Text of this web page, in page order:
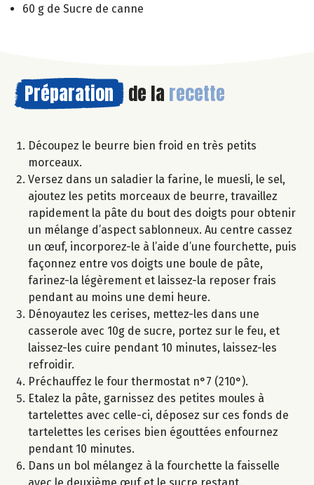
60 g de Sucre de canne
Préparation de la recette
Découpez le beurre bien froid en très petits
morceaux.
Versez dans un saladier la farine, le muesli, le sel,
ajoutez les petits morceaux de beurre, travaillez
rapidement la pâte du bout des doigts pour obtenir
un mélange d’aspect sablonneux. Au centre cassez
un œuf, incorporez-le à l’aide d’une fourchette, puis
façonnez entre vos doigts une boule de pâte,
farinez-la légèrement et laissez-la reposer frais
pendant au moins une demi heure.
Dénoyautez les cerises, mettez-les dans une
casserole avec 10g de sucre, portez sur le feu, et
laissez-les cuire pendant 10 minutes, laissez-les
refroidir.
Préchauffez le four thermostat n°7 (210°).
Etalez la pâte, garnissez des petites moules à
tartelettes avec celle-ci, déposez sur ces fonds de
tartelettes les cerises bien égouttées enfournez
pendant 10 minutes.
Dans un bol mélangez à la fourchette la faisselle